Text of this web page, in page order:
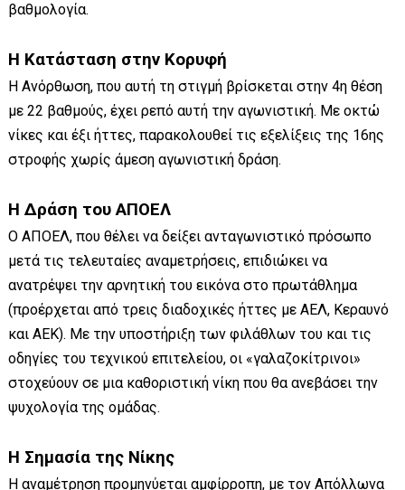
βαθμολογία.
Η Κατάσταση στην Κορυφή
Η Ανόρθωση, που αυτή τη στιγμή βρίσκεται στην 4η θέση
με 22 βαθμούς, έχει ρεπό αυτή την αγωνιστική. Με οκτώ
νίκες και έξι ήττες, παρακολουθεί τις εξελίξεις της 16ης
στροφής χωρίς άμεση αγωνιστική δράση.
Η Δράση του ΑΠΟΕΛ
Ο ΑΠΟΕΛ, που θέλει να δείξει ανταγωνιστικό πρόσωπο
μετά τις τελευταίες αναμετρήσεις, επιδιώκει να
ανατρέψει την αρνητική του εικόνα στο πρωτάθλημα
(προέρχεται από τρεις διαδοχικές ήττες με ΑΕΛ, Κεραυνό
και ΑΕΚ). Με την υποστήριξη των φιλάθλων του και τις
οδηγίες του τεχνικού επιτελείου, οι «γαλαζοκίτρινοι»
στοχεύουν σε μια καθοριστική νίκη που θα ανεβάσει την
ψυχολογία της ομάδας.
Η Σημασία της Νίκης
Η αναμέτρηση προμηνύεται αμφίρροπη, με τον Απόλλωνα